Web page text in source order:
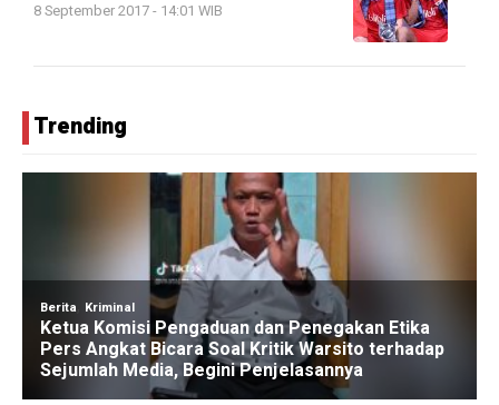
8 September 2017 - 14:01 WIB
Trending